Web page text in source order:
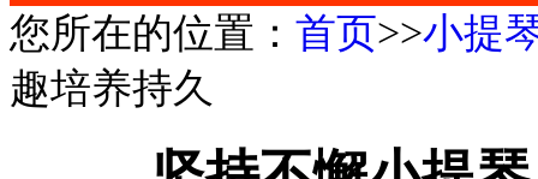
您所在的位置： 首页>>小提
趣培养持久